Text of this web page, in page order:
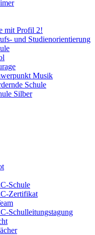
mit Profil 2!
und Studienorientierung
Musik
Schule
Silber
Schule
Zertifikat
Schulleitungstagung